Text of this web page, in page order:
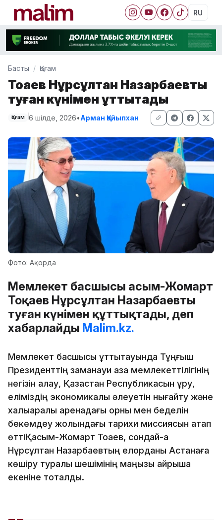
RU
Басты Қоғам
Тоқаев Нұрсұлтан Назарбаевты
туған күнімен құттықтады
Қоғам 6 шілде, 2026•Арман Қайыпхан
Фото: Ақорда
Мемлекет басшысы Қасым-Жомарт
Тоқаев Нұрсұлтан Назарбаевты
туған күнімен құттықтады, деп
хабарлайды Malim.kz.
Мемлекет басшысы құттықтауында Тұңғыш
Президенттің заманауи қазақ мемлекеттілігінің
негізін қалау, Қазақстан Республикасын құру,
еліміздің экономикалық әлеуетін нығайту және
халықаралық аренадағы орны мен беделін
бекемдеу жолындағы тарихи миссиясын атап
өттіҚасым-Жомарт Тоқаев, сондай-ақ
Нұрсұлтан Назарбаевтың елорданы Астанаға
көшіру туралы шешімінің маңызы айрықша
екеніне тоқталды.